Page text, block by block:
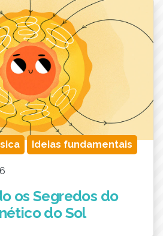
Ideias fundamentais
os Segredos do
do Sol